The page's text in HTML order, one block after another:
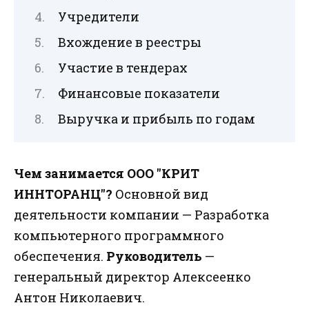
Учредители
Вхождение в реестры
Участие в тендерах
Финансовые показатели
Выручка и прибыль по годам
Чем занимается ООО "КРИТ
ИННТОРАНЦ"? Основной вид
деятельности компании — Разработка
компьютерного программного
обеспечения. Руководитель —
генеральный директор Алексеенко
Антон Николаевич.